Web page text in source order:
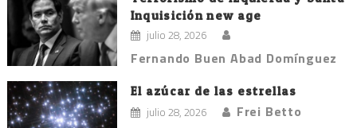
Inquisición new age
julio 28, 2026
Fernando Buen Abad Domínguez
El azúcar de las estrellas
julio 28, 2026 Frei Betto